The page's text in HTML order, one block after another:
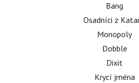
Bang
Osadníci z
Monopoly
Dobble
Dixit
Krycí jména